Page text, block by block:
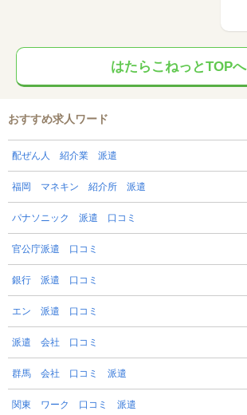
はたらこねっとTOPへ
おすすめ求人ワード
配ぜん人 紹介業 派遣
福岡 マネキン 紹介所 派遣
パナソニック 派遣 口コミ
官公庁派遣 口コミ
銀行 派遣 口コミ
エン 派遣 口コミ
派遣 会社 口コミ
群馬 会社 口コミ 派遣
関東 ワーク 口コミ 派遣